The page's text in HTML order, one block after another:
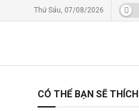
Thứ Sáu, 07/08/2026
CÓ THỂ BẠN SẼ THÍCH